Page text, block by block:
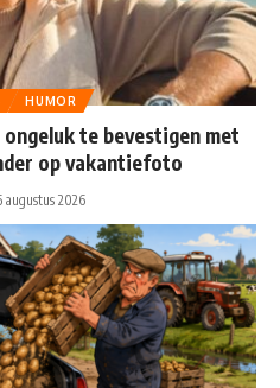
HUMOR
te bevestigen met
op vakantiefoto
augustus 2026